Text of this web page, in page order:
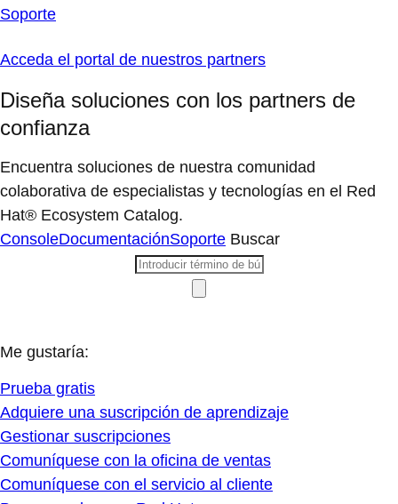
Soporte
Acceda el portal de nuestros partners
Diseña soluciones con los partners de
confianza
Encuentra soluciones de nuestra comunidad
colaborativa de especialistas y tecnologías en el Red
Hat® Ecosystem Catalog.
ConsoleDocumentaciónSoporte Buscar
Me gustaría:
Prueba gratis
Adquiere una suscripción de aprendizaje
Gestionar suscripciones
Comuníquese con la oficina de ventas
Comuníquese con el servicio al cliente